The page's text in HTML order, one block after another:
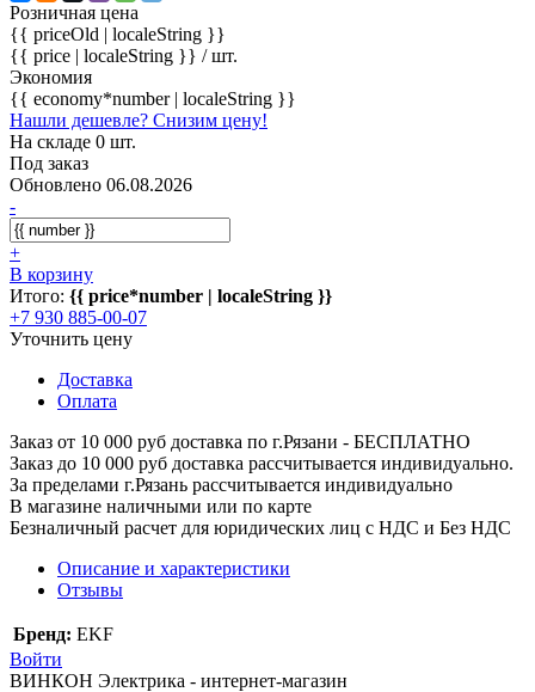
Розничная цена
{{ priceOld | localeString }}
{{ price | localeString }} / шт.
Экономия
{{ economy*number | localeString }}
Нашли дешевле? Снизим цену!
На складе 0 шт.
Под заказ
Обновлено 06.08.2026
-
+
В корзину
Итого: {{ price*number | localeString }}
+7 930 885-00-07
Уточнить цену
Доставка
Оплата
Заказ от 10 000 руб доставка по г.Рязани - БЕСПЛАТНО
Заказ до 10 000 руб доставка рассчитывается индивидуально.
За пределами г.Рязань рассчитывается индивидуально
В магазине наличными или по карте
Безналичный расчет для юридических лиц с НДС и Без НДС
Описание и характеристики
Отзывы
Бренд: EKF
Войти
ВИНКОН Электрика - интернет-магазин